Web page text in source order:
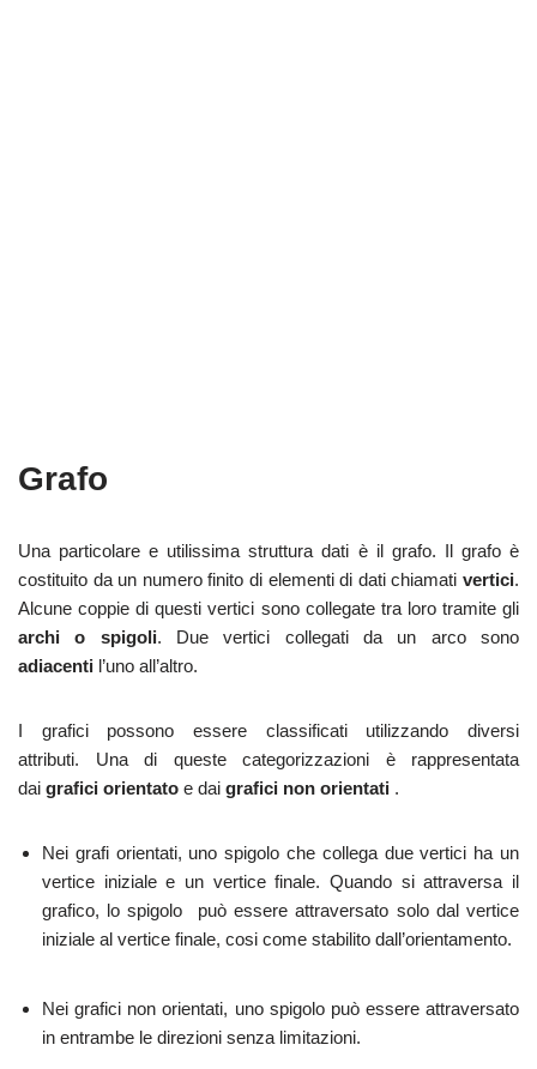
Grafo
Una particolare e utilissima struttura dati è il grafo. Il grafo è
costituito da un numero finito di elementi di dati chiamati vertici.
Alcune coppie di questi vertici sono collegate tra loro tramite gli
archi o spigoli. Due vertici collegati da un arco sono
adiacenti l’uno all’altro.
I grafici possono essere classificati utilizzando diversi
attributi. Una di queste categorizzazioni è rappresentata
dai grafici orientato e dai grafici non orientati .
Nei grafi orientati, uno spigolo che collega due vertici ha un
vertice iniziale e un vertice finale. Quando si attraversa il
grafico, lo spigolo può essere attraversato solo dal vertice
iniziale al vertice finale, cosi come stabilito dall’orientamento.
Nei grafici non orientati, uno spigolo può essere attraversato
in entrambe le direzioni senza limitazioni.